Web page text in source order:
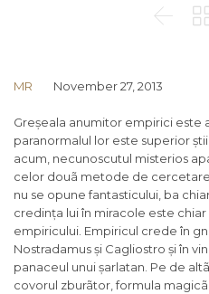

MR November 27, 2013
Greșeala anumitor empirici este
paranormalul lor este superior
acum, necunoscutul misterios
celor douã metode de
nu se opune fantasticului, ba
credința lui în miracole este
empiricului. Empiricul crede în
Nostradamus și Cagliostro și în
panaceul unui șarlatan. Pe de
covorul zburãtor, formula